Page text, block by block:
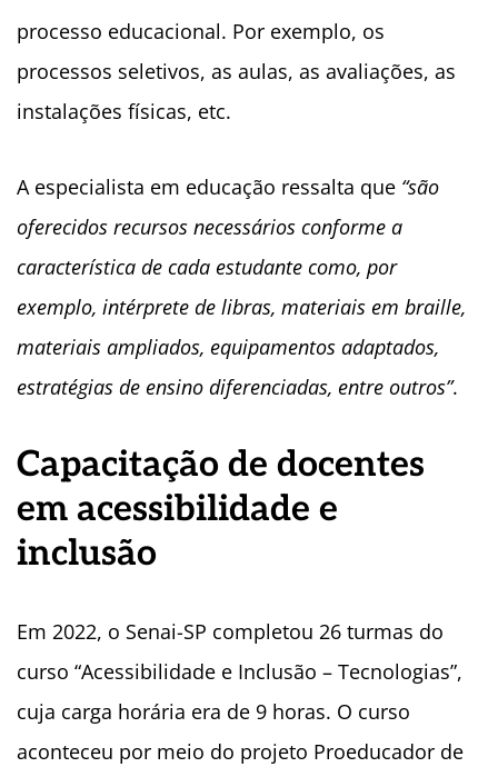
processo educacional. Por exemplo, os
processos seletivos, as aulas, as avaliações, as
instalações físicas, etc.
A especialista em educação ressalta que “são
oferecidos recursos necessários conforme a
característica de cada estudante como, por
exemplo, intérprete de libras, materiais em braille,
materiais ampliados, equipamentos adaptados,
estratégias de ensino diferenciadas, entre outros”.
Capacitação de docentes
em acessibilidade e
inclusão
Em 2022, o Senai-SP completou 26 turmas do
curso “Acessibilidade e Inclusão – Tecnologias”,
cuja carga horária era de 9 horas. O curso
aconteceu por meio do projeto Proeducador de